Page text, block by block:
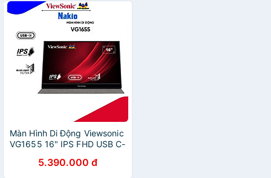
Màn Hình Di Động Viewsonic
VG1655 16" IPS FHD USB C-
5.390.000 đ